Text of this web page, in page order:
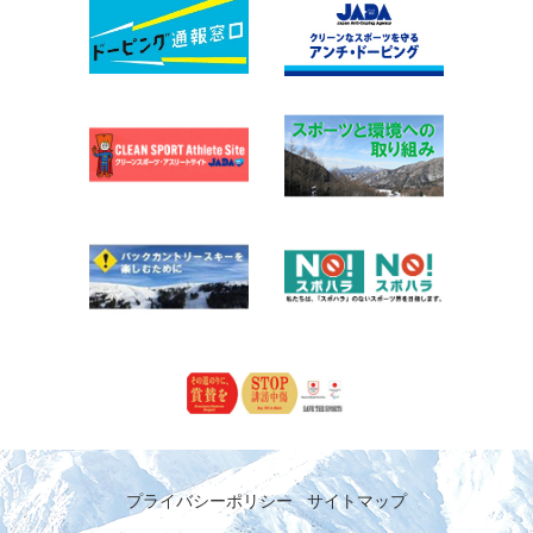
プライバシーポリシー サイトマップ